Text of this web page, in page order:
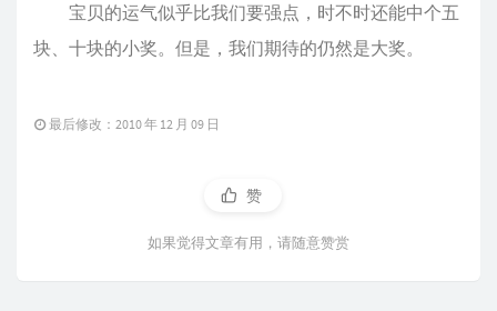
宝贝的运气似乎比我们要强点，时不时还能中个五
块、十块的小奖。但是，我们期待的仍然是大奖。
最后修改：2010 年 12 月 09 日
赞
如果觉得文章有用，请随意赞赏